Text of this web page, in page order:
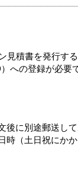
積書を発行する
への登録が必要
に別途郵送して
（土日祝にか